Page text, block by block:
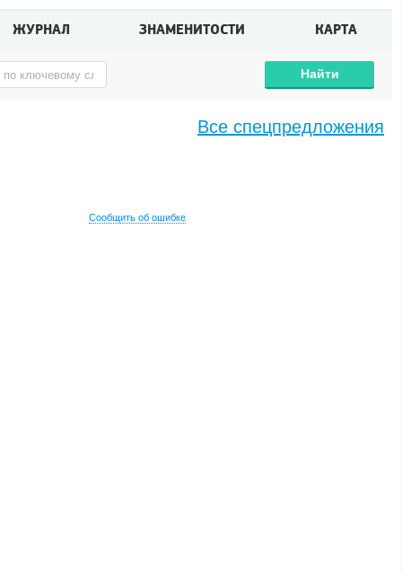
ЖУРНАЛ ЗНАМЕНИТОСТИ КАРТА
Найти
Сообщить об ошибке
Все спецпредложения